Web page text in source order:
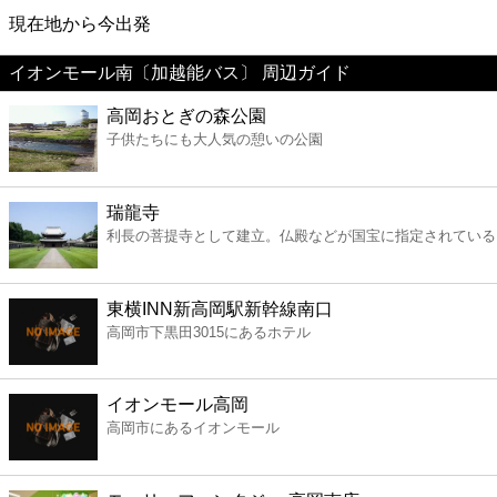
映画
美容
コンビニ
薬局
スーパー
エンタメ
書店
現在地から今出発
イオンモール南〔加越能バス〕 周辺ガイド
高岡おとぎの森公園
子供たちにも大人気の憩いの公園
瑞龍寺
利長の菩提寺として建立。仏殿などが国宝に指定されてい
東横INN新高岡駅新幹線南口
高岡市下黒田3015にあるホテル
イオンモール高岡
高岡市にあるイオンモール